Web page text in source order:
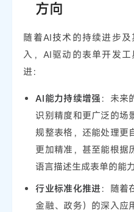
方向
随着AI技术的持续进步
入，AI驱动的表单开发
进：
AI能力持续增强 ：未来
识别精度和更广泛的场
规整表格，还能处理更
更加精准，甚至能根据
语言描述生成表单的能
行业标准化推进：随着
金融、政务）的深入应